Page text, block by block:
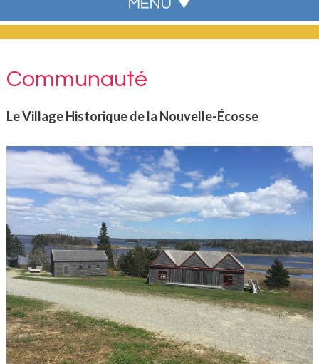
Communauté
Le Village Historique de la Nouvelle-Écosse